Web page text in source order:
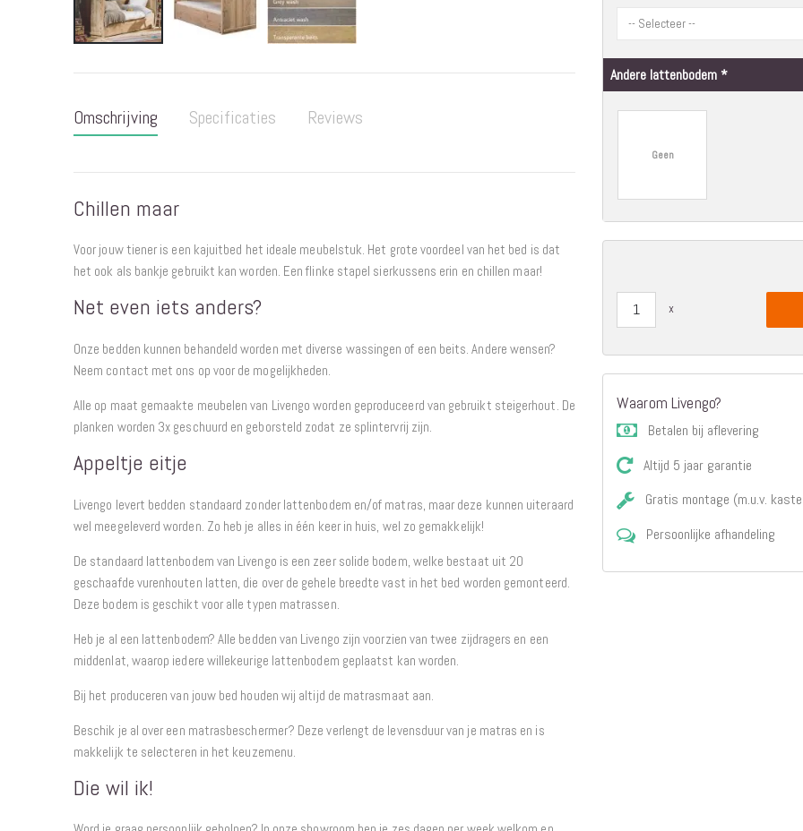
Interieur
Blog
naar
begin
van
gallerij
Omschrijving
Chillen maar
Voor jouw tiener is een kajuitbed het ideale meubelstuk. Het grote voordeel van het bed is dat
het ook als bankje gebruikt kan worden. Een flinke stapel sierkussens erin en chillen maar!
Net even iets anders?
Onze bedden kunnen behandeld worden met diverse wassingen of een beits. Andere wensen?
Neem contact met ons op voor de mogelijkheden.
Alle op maat gemaakte meubelen van Livengo worden geproduceerd van gebruikt steigerhout. De
planken worden 3x geschuurd en geborsteld zodat ze splintervrij zijn.
Appeltje eitje
Livengo levert bedden standaard zonder lattenbodem en/of matras, maar deze kunnen uiteraard
wel meegeleverd worden. Zo heb je alles in één keer in huis, wel zo gemakkelijk!
De standaard lattenbodem van Livengo is een zeer solide bodem, welke bestaat uit 20
geschaafde vurenhouten latten, die over de gehele breedte vast in het bed worden gemonteerd.
Deze bodem is geschikt voor alle typen matrassen.
Heb je al een lattenbodem? Alle bedden van Livengo zijn voorzien van twee zijdragers en een
middenlat, waarop iedere willekeurige lattenbodem geplaatst kan worden.
Bij het produceren van jouw bed houden wij altijd de matrasmaat aan.
Beschik je al over een matrasbeschermer? Deze verlengt de levensduur van je matras en is
makkelijk te selecteren in het keuzemenu.
Die wil ik!
Specificaties Reviews
Andere lattenbodem
Geen
Waarom Livengo?
Betalen bij aflevering
Altijd 5 jaar garantie
Gratis montage (m.u.v.
Persoonlijke afhandeling